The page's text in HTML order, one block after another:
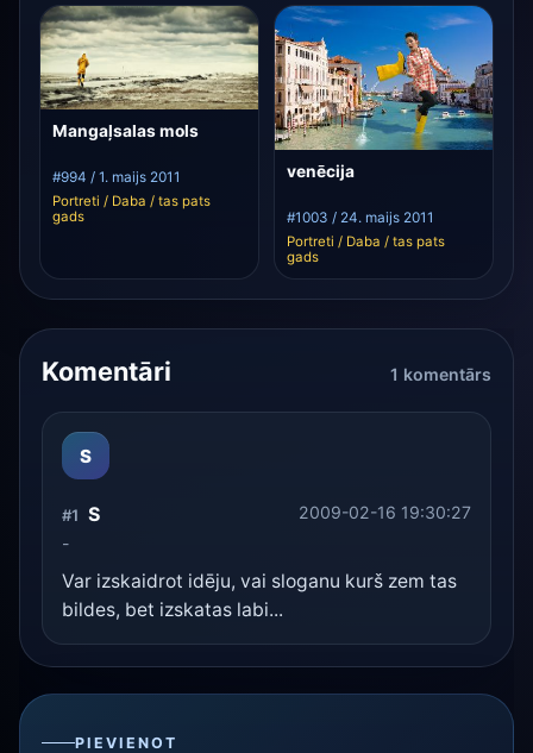
Mangaļsalas mols
#994 / 1. maijs 2011
Portreti / Daba / tas pats
gads
venēcija
#1003 / 24. maijs 2011
Portreti / Daba / tas pats
gads
Komentāri 1 komentārs
S
#1 S
-
2009-02-16 19:30:27
Var izskaidrot idēju, vai sloganu kurš zem tas
bildes, bet izskatas labi...
PIEVIENOT